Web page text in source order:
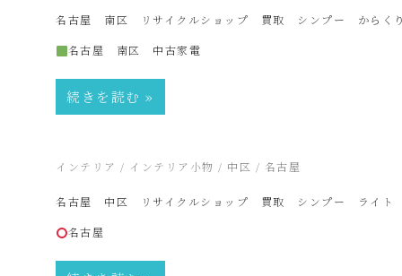
電
名古屋 南区 リサイクルショップ 買取 シンプー からく
名古屋 南区 中古家電
続きを読む
2026年5月8日
インテリア / インテリア小物 / 中区 / 名古屋
名古屋 中区 リサイクルショップ 買取 シンプー ライト
名古屋